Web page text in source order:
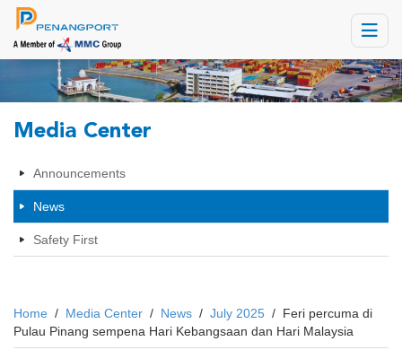
Toggle
Media Center
Announcements
News
Safety First
Home / Media Center / News / July 2025 / Feri percuma di
Pulau Pinang sempena Hari Kebangsaan dan Hari Malaysia